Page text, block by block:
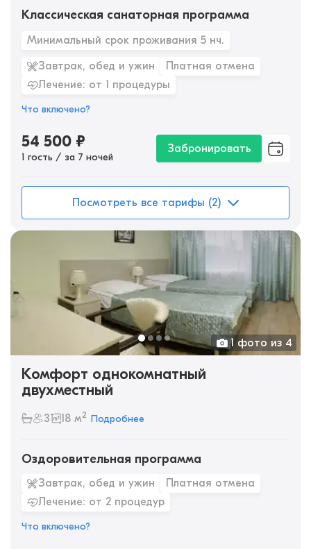
Классическая санаторная программа
Минимальный срок проживания 5 нч.
Завтрак, обед и ужин
Платная отмена
Лечение: от 1 процедуры
Что включено?
54 500 ₽
1 гость / за 7 ночей
Забронировать
Посмотреть все тарифы (2)
1 фото из 4
Комфорт однокомнатный
двухместный
3 18 м2 Подробнее
Оздоровительная программа
Завтрак, обед и ужин
Платная отмена
Лечение: от 2 процедур
Что включено?